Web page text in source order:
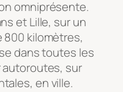
omniprésente.
et Lille, sur un
kilomètres,
dans toutes les
sur
en ville.